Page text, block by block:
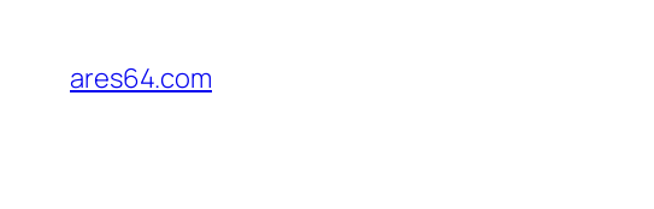
Inhalt
springen
ares64.com